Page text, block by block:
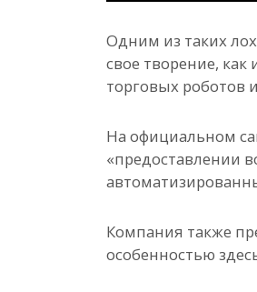
Одним из таких
свое творение,
торговых роботов
На официальном
«предоставлении
Компания также
особенностью